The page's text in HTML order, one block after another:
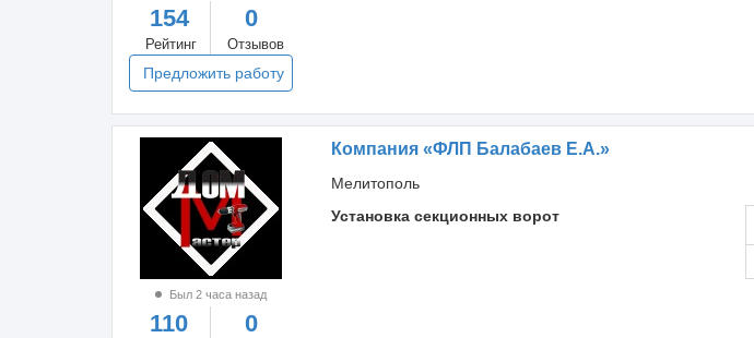
154
Рейтинг
0
Отзывов
Предложить работу
Был 2 часа назад
110 0
Компания «ФЛП Балабаев Е.А.»
Мелитополь
Установка секционных ворот